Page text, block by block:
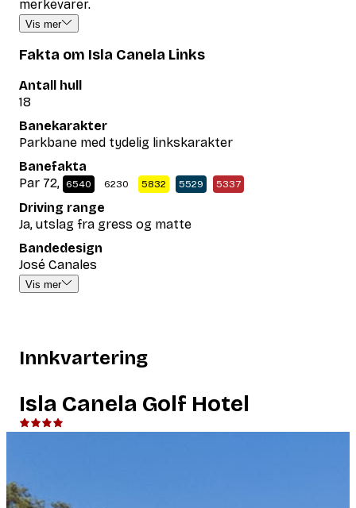
merkevarer.
Vis mer
Fakta om Isla Canela Links
Antall hull
18
Banekarakter
Parkbane med tydelig linkskarakter
Banefakta
Par 72, 6540 6230 5832 5529 5337
Driving range
Ja, utslag fra gress og matte
Bandedesign
José Canales
Vis mer
Innkvartering
Isla Canela Golf Hotel